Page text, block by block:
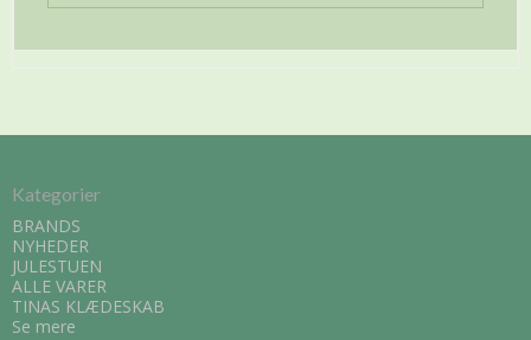
Kategorier
BRANDS
NYHEDER
JULESTUEN
ALLE VARER
TINAS KLÆDESKAB
Se mere